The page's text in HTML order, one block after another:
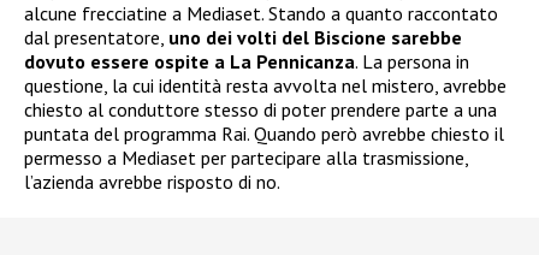
alcune frecciatine a Mediaset. Stando a quanto raccontato
dal presentatore, uno dei volti del Biscione sarebbe
dovuto essere ospite a La Pennicanza. La persona in
questione, la cui identità resta avvolta nel mistero, avrebbe
chiesto al conduttore stesso di poter prendere parte a una
puntata del programma Rai. Quando però avrebbe chiesto il
permesso a Mediaset per partecipare alla trasmissione,
l’azienda avrebbe risposto di no.